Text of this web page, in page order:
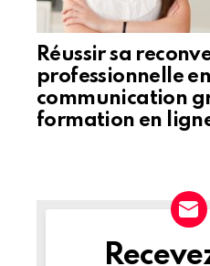
Réussir sa
professionnelle en
communication
formation en
NEWSLETTER